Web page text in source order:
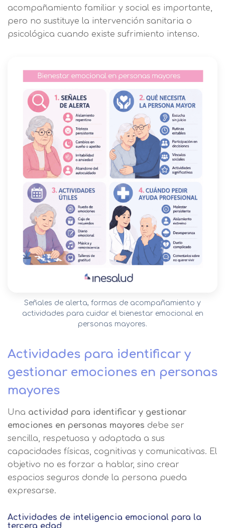
acompañamiento familiar y social es importante,
pero no sustituye la intervención sanitaria o
psicológica cuando existe sufrimiento intenso.
Señales de alerta, formas de acompañamiento y
actividades para cuidar el bienestar emocional en
personas mayores.
Actividades para identificar y
gestionar emociones en personas
mayores
Una actividad para identificar y gestionar
emociones en personas mayores debe ser
sencilla, respetuosa y adaptada a sus
capacidades físicas, cognitivas y comunicativas. El
objetivo no es forzar a hablar, sino crear
espacios seguros donde la persona pueda
expresarse.
Actividades de inteligencia emocional para la
tercera edad